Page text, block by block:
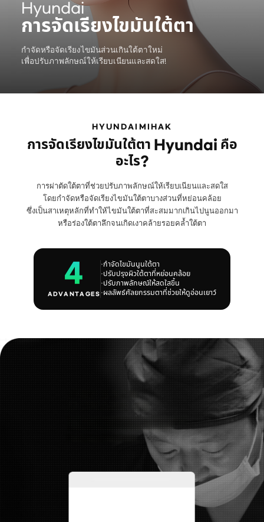
Hyundai
การจัดเรียงไขมันใต้ตา
กำจัดหรือจัดเรียงไขมันส่วนเกินใต้ตาใหม่
เพื่อปรับภาพลักษณ์ให้เรียบเนียนและสดใส!
HYUNDAIMIHAK
การจัดเรียงไขมันใต้ตา Hyundai คือ
อะไร?
การผ่าตัดใต้ตาที่ช่วยปรับภาพลักษณ์ให้เรียบเนียนและสดใส
โดยกำจัดหรือจัดเรียงไขมันใต้ตาบางส่วนที่หย่อนคล้อย
ซึ่งเป็นสาเหตุหลักที่ทำให้ไขมันใต้ตาที่สะสมมากเกินไปนูนออกมา
หรือร่องใต้ตาลึกจนเกิดเงาคล้ายรอยคล้ำใต้ตา
4
ADVANTAGES
·กำจัดไขมันนูนใต้ตา
·ปรับปรุงผิวใต้ตาที่หย่อนคล้อย
·ปรับภาพลักษณ์ให้สดใสขึ้น
·ผลลัพธ์ศัลยกรรมตาที่ช่วยให้ดูอ่อนเยาว์